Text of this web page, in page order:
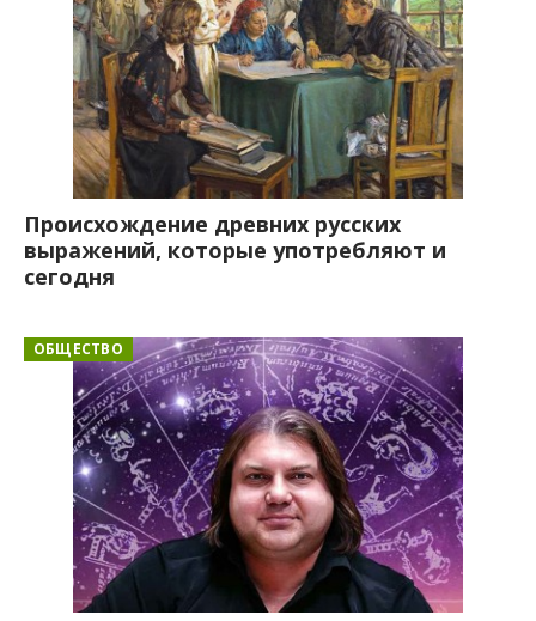
Происхождение древних русских
выражений, которые употребляют и
сегодня
ОБЩЕСТВО